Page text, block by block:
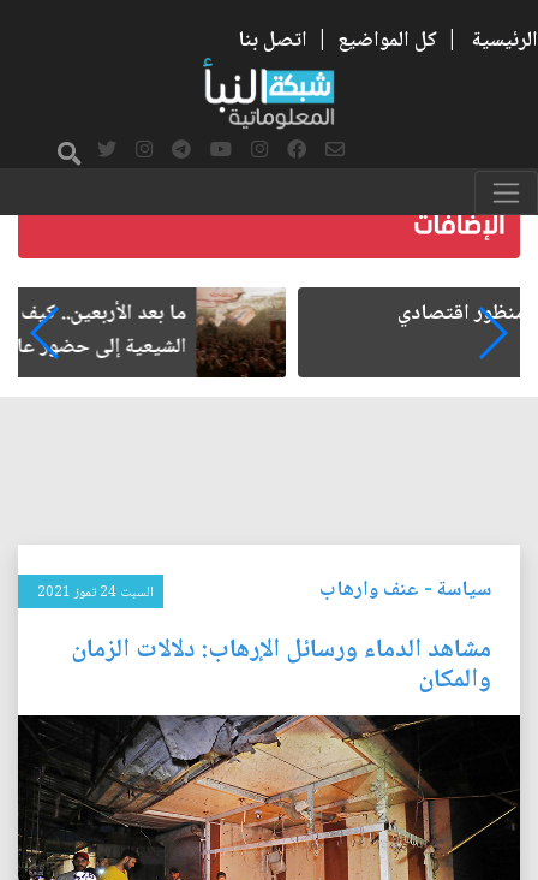
الرئيسية | كل المواضيع | اتصل بنا
ما بعد الأربعين.. كيف اتسعت الزيارة من هويتها
الشيعية إلى حضور عالمي؟
سياسة- عنف وارهاب السبت 24 تموز 2021
مشاهد الدماء ورسائل الإرهاب: دلالات الزمان
والمكان